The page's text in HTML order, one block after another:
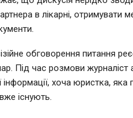
в лікарні, отримувати
обговорення питання
Під час розмови журналіст
хоча юристка, яка
існують.